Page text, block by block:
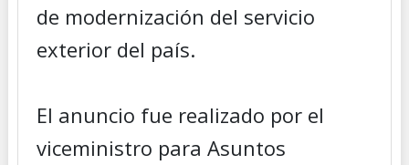
de modernización del servicio
exterior del país.
El anuncio fue realizado por el
viceministro para Asuntos